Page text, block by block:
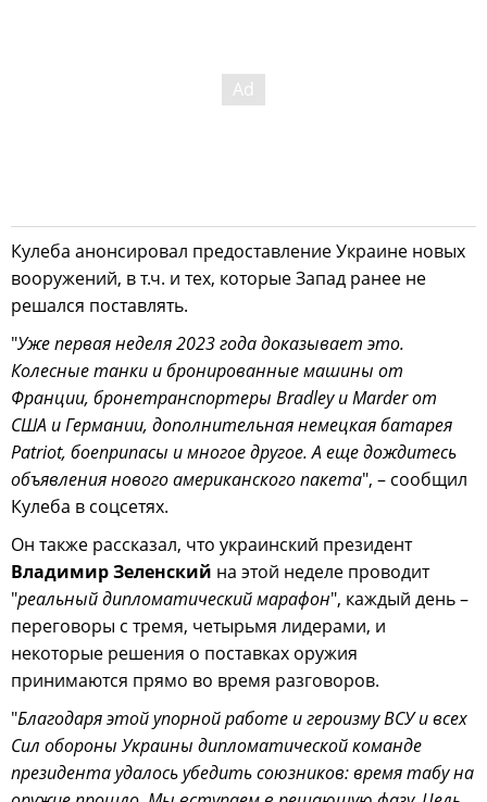
Кулеба анонсировал предоставление Украине новых
вооружений, в т.ч. и тех, которые Запад ранее не
решался поставлять.
"Уже первая неделя 2023 года доказывает это.
Колесные танки и бронированные машины от
Франции, бронетранспортеры Bradley и Marder от
США и Германии, дополнительная немецкая батарея
Patriot, боеприпасы и многое другое. А еще дождитесь
объявления нового американского пакета", – сообщил
Кулеба в соцсетях.
Он также рассказал, что украинский президент
Владимир Зеленский на этой неделе проводит
"реальный дипломатический марафон", каждый день –
переговоры с тремя, четырьмя лидерами, и
некоторые решения о поставках оружия
принимаются прямо во время разговоров.
"Благодаря этой упорной работе и героизму ВСУ и всех
Сил обороны Украины дипломатической команде
президента удалось убедить союзников: время табу на